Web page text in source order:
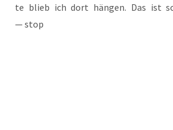
te blieb ich dort hän­gen. Das ist
— stop